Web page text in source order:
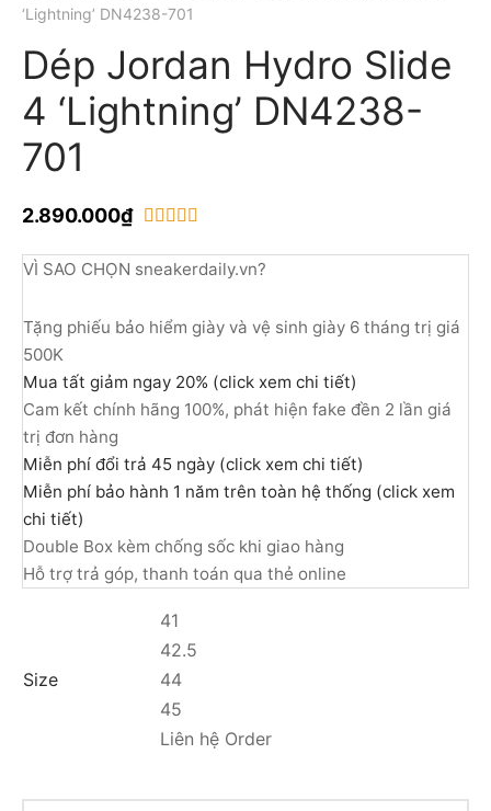
‘Lightning’ DN4238-701
Dép Jordan Hydro Slide
4 ‘Lightning’ DN4238-
701
2.890.000₫
VÌ SAO CHỌN sneakerdaily.vn?
Tặng phiếu bảo hiểm giày và vệ sinh giày 6 tháng trị giá
500K
Mua tất giảm ngay 20% (click xem chi tiết)
Cam kết chính hãng 100%, phát hiện fake đền 2 lần giá
trị đơn hàng
Miễn phí đổi trả 45 ngày (click xem chi tiết)
Miễn phí bảo hành 1 năm trên toàn hệ thống (click xem
chi tiết)
Double Box kèm chống sốc khi giao hàng
Hỗ trợ trả góp, thanh toán qua thẻ online
Size
41
42.5
44
45
Liên hệ Order